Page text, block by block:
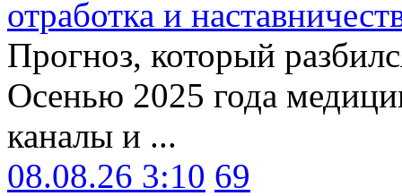
отработка и
Прогноз, который
Осенью 2025 года
каналы и ...
08.08.26 3:10 69